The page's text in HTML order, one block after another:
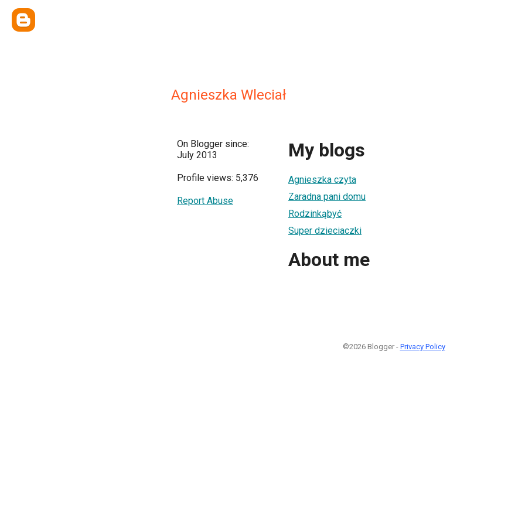
Agnieszka Wleciał
On Blogger since:
July 2013
Profile views: 5,376
Report Abuse
My blogs
Agnieszka czyta
Zaradna pani domu
Rodzinkąbyć
Super dzieciaczki
About me
©2026 Blogger - Privacy Policy